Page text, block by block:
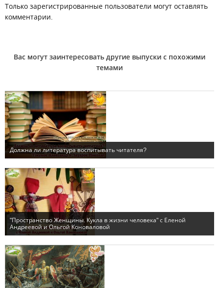
Только зарегистрированные пользователи могут оставлять
комментарии.
Вас могут заинтересовать другие выпуски с похожими
темами